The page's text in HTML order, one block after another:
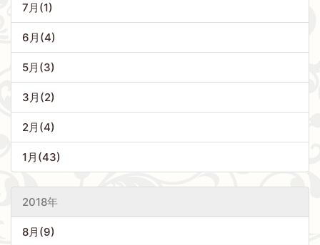
7月(1)
6月(4)
5月(3)
3月(2)
2月(4)
1月(43)
2018年
8月(9)